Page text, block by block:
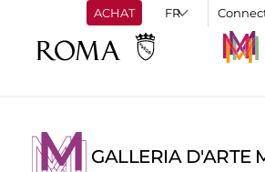
ACHAT
GALLERIA D'ARTE